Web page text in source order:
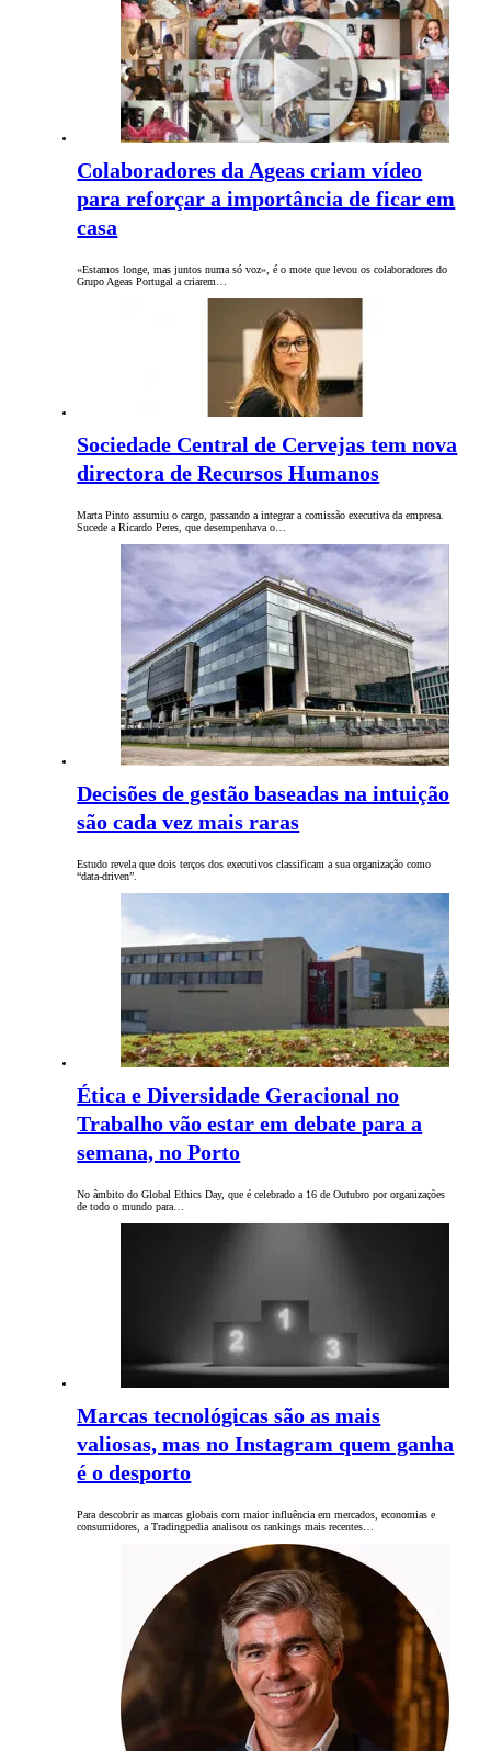
Colaboradores da Ageas criam vídeo
para reforçar a importância de ficar em
casa
«Estamos longe, mas juntos numa só voz», é o mote que levou os colaboradores do
Grupo Ageas Portugal a criarem…
Sociedade Central de Cervejas tem nova
directora de Recursos Humanos
Marta Pinto assumiu o cargo, passando a integrar a comissão executiva da empresa.
Sucede a Ricardo Peres, que desempenhava o…
Decisões de gestão baseadas na intuição
são cada vez mais raras
Estudo revela que dois terços dos executivos classificam a sua organização como
“data-driven”.
Ética e Diversidade Geracional no
Trabalho vão estar em debate para a
semana, no Porto
No âmbito do Global Ethics Day, que é celebrado a 16 de Outubro por organizações
de todo o mundo para…
Marcas tecnológicas são as mais
valiosas, mas no Instagram quem ganha
é o desporto
Para descobrir as marcas globais com maior influência em mercados, economias e
consumidores, a Tradingpedia analisou os rankings mais recentes…